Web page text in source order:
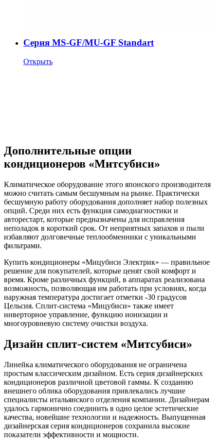
Cерия MS-GF/MU-GF Standart
Открыть
Дополнительные опции
кондиционеров «Митсубиси»
Климатическое оборудование этого японского производителя
можно считать самым бесшумным на рынке. Практически
бесшумную работу оборудования дополняет набор полезных
опций. Среди них есть функция самодиагностики и
авторестарт, которые предназначены для исправления
неполадок в короткий срок. От неприятных запахов и пыли
избавляют долговечные теплообменники с уникальными
фильтрами.
Купить кондиционеры «Мицубиси Электрик» — правильное
решение для покупателей, которые ценят свой комфорт и
время. Кроме различных функций, в аппаратах реализована
возможность, позволяющая им работать при условиях, когда
наружная температура достигает отметки -30 градусов
Цельсия. Сплит-система «Мицубиси» также имеет
инверторное управление, функцию ионизации и
многоуровневую систему очистки воздуха.
Дизайн сплит-систем «Митсубиси»
Линейка климатического оборудования не ограничена
простым классическим дизайном. Есть серия дизайнерских
кондиционеров различной цветовой гаммы. К созданию
внешнего облика оборудования привлекались лучшие
специалисты итальянского отделения компании. Дизайнерам
удалось гармонично соединить в одно целое эстетические
качества, новейшие технологии и надежность. Выпущенная
дизайнерская серия кондиционеров сохранила высокие
показатели эффективности и мощности.